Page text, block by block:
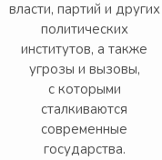
власти, партий и других
политических
институтов, а также
угрозы и вызовы,
с которыми
сталкиваются
современные
государства.